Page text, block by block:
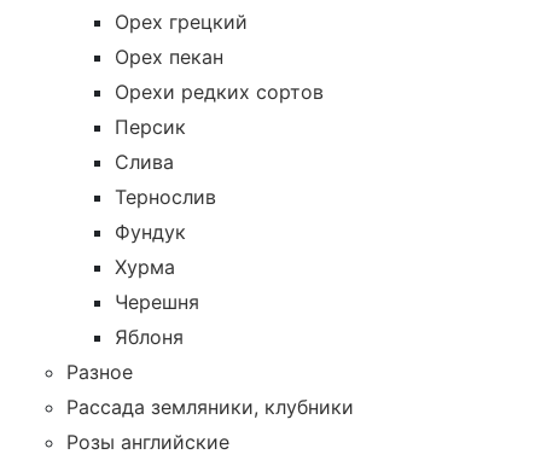
Орех грецкий
Орех пекан
Орехи редких сортов
Персик
Слива
Тернослив
Фундук
Хурма
Черешня
Яблоня
Разное
Рассада земляники, клубники
Розы английские